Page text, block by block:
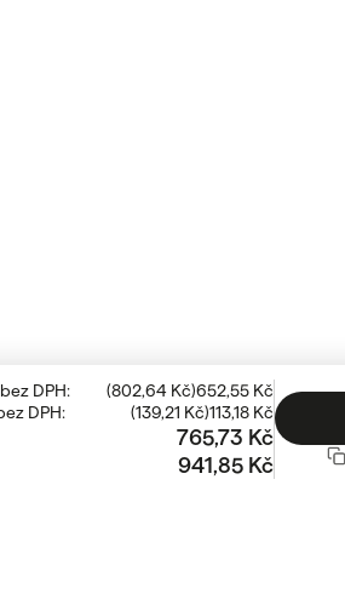
bez DPH: (802,64 Kč)652,55 Kč
DPH: (139,21 Kč)113,18 Kč
765,73 Kč
941,85 Kč